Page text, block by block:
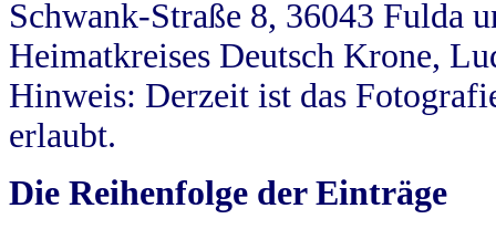
Schwank-Straße 8, 36043 Fulda
Heimatkreises Deutsch Krone,
Hinweis: Derzeit ist das
erlaubt.
Die Reihenfolge der Einträge